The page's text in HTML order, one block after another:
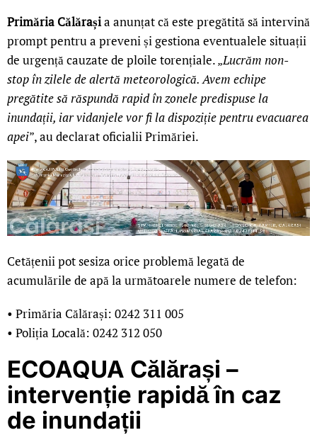
Primăria Călărașia anunțat că este pregătită să intervină
prompt pentru a preveni și gestiona eventualele situații
de urgență cauzate de ploile torențiale. „Lucrăm non-
stop în zilele de alertă meteorologică. Avem echipe
pregătite să răspundă rapid în zonele predispuse la
inundații, iar vidanjele vor fi la dispoziție pentru evacuarea
apei”, au declarat oficialii Primăriei.
Cetățenii pot sesiza orice problemă legată de
acumulările de apă la următoarele numere de telefon:
• Primăria Călărași: 0242 311 005
• Poliția Locală: 0242 312 050
ECOAQUA Călărași –
intervenție rapidă în caz
de inundații